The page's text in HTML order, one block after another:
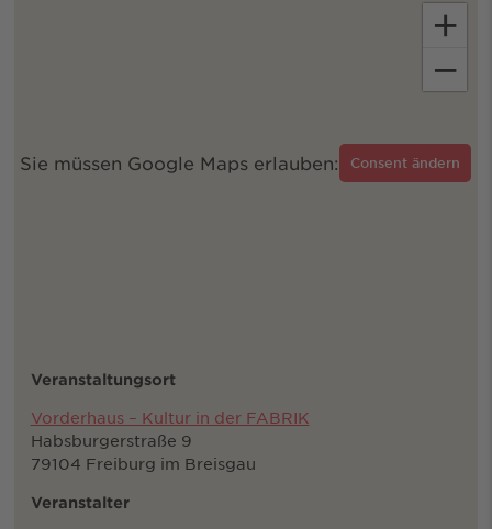
Sie müssen Google Maps erlauben: Consent ändern
+
−
Veranstaltungsort
Vorderhaus – Kultur in der FABRIK
Habsburgerstraße 9
79104 Freiburg im Breisgau
Veranstalter